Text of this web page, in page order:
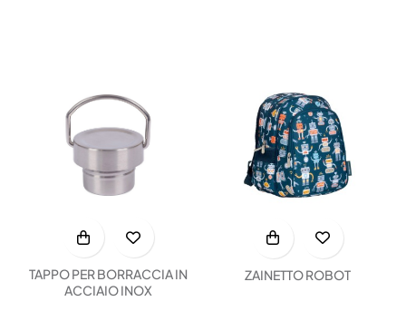
TAPPO PER BORRACCIA IN
ACCIAIO INOX
ZAINETTO ROBOT